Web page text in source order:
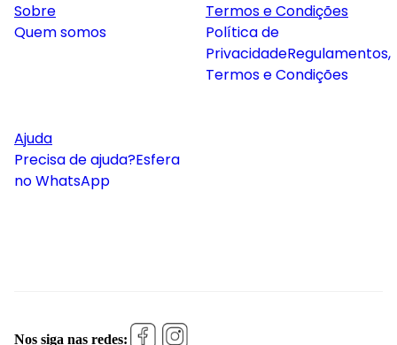
Sobre
Quem somos
Termos e Condições
Política de
PrivacidadeRegulamentos,
Termos e Condições
Ajuda
Precisa de ajuda?Esfera
no WhatsApp
Nos siga nas redes: